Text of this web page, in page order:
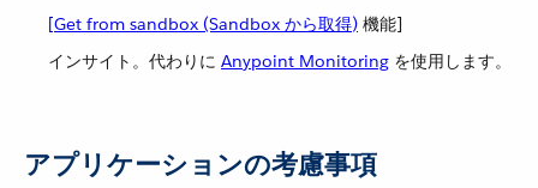
[Get from sandbox (Sandbox から取得) 機能]
インサイト。代わりに ​ Anypoint Monitoring ​ を使用します。
アプリケーションの考慮事項